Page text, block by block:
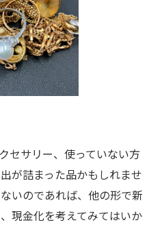
セサリー、使っていない方
が詰まった品かもしれませ
いのであれば、他の形で新
現金化を考えてみてはいか